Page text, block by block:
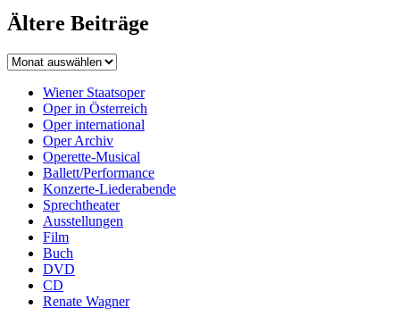
Ältere Beiträge
Wiener Staatsoper
Oper in Österreich
Oper international
Oper Archiv
Operette-Musical
Ballett/Performance
Konzerte-Liederabende
Sprechtheater
Ausstellungen
Film
Buch
DVD
CD
Renate Wagner